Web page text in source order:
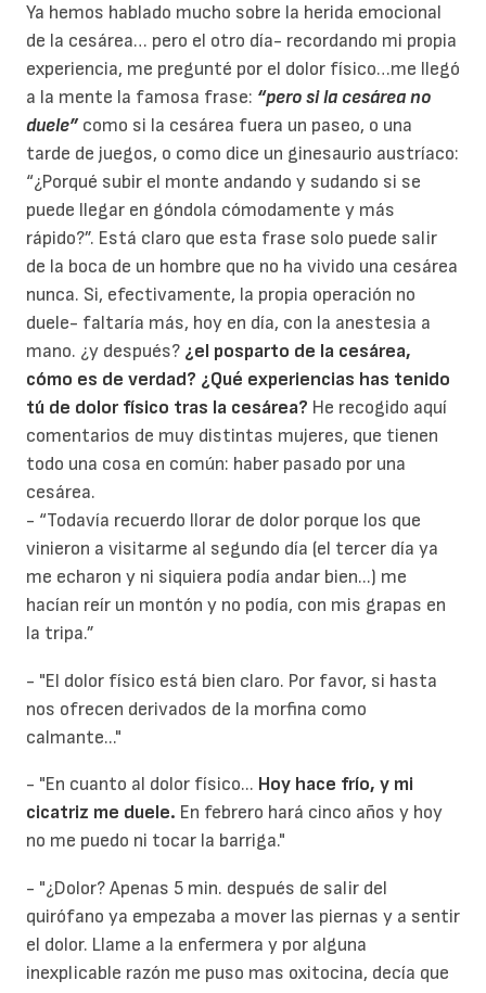
Ya hemos hablado mucho sobre la herida emocional
de la cesárea… pero el otro día- recordando mi propia
experiencia, me pregunté por el dolor físico…me llegó
a la mente la famosa frase: “pero si la cesárea no
duele”como si la cesárea fuera un paseo, o una
tarde de juegos, o como dice un ginesaurio austríaco:
“¿Porqué subir el monte andando y sudando si se
puede llegar en góndola cómodamente y más
rápido?”. Está claro que esta frase solo puede salir
de la boca de un hombre que no ha vivido una cesárea
nunca. Si, efectivamente, la propia operación no
duele- faltaría más, hoy en día, con la anestesia a
mano. ¿y después? ¿el posparto de la cesárea,
cómo es de verdad? ¿Qué experiencias has tenido
tú de dolor físico tras la cesárea? He recogido aquí
comentarios de muy distintas mujeres, que tienen
todo una cosa en común: haber pasado por una
cesárea.
- “Todavía recuerdo llorar de dolor porque los que
vinieron a visitarme al segundo día (el tercer día ya
me echaron y ni siquiera podía andar bien...) me
hacían reír un montón y no podía, con mis grapas en
la tripa.”
- "El dolor físico está bien claro. Por favor, si hasta
nos ofrecen derivados de la morfina como
calmante..."
- "En cuanto al dolor físico... Hoy hace frío, y mi
cicatriz me duele. En febrero hará cinco años y hoy
no me puedo ni tocar la barriga."
- "¿Dolor? Apenas 5 min. después de salir del
quirófano ya empezaba a mover las piernas y a sentir
el dolor. Llame a la enfermera y por alguna
inexplicable razón me puso mas oxitocina, decía que